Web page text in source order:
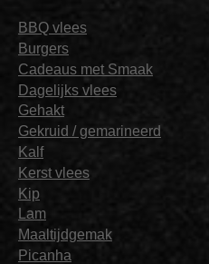
BBQ vlees
Burgers
Cadeaus met Smaak
Dagelijks vlees
Gehakt
Gekruid / gemarineerd
Kalf
Kerst vlees
Kip
Lam
Maaltijdgemak
Picanha